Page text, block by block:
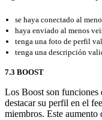
se haya conectado al
haya enviado al menos
tenga una foto de perfil
tenga una descripción
7.3 BOOST
Los Boost son funciones
destacar su perfil en el
miembros. Este